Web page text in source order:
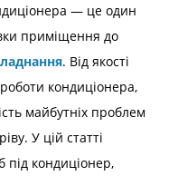
— це один
приміщення до
. Від якості
кондиціонера,
майбутніх проблем
У цій статті
під кондиціонер,